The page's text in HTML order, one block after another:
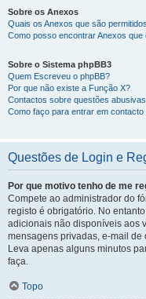
Sobre os Anexos
Quais os Anexos que são
Como posso encontrar Anexos que
Sobre o Sistema phpBB3
Quem Escreveu o phpBB?
Por que não existe a Função X?
Contactos sobre questões
Como faço para entrar em
Questões de Login e
Por que motivo tenho de me
Compete ao administrador do
registo é obrigatório. No
adicionais não disponíveis aos
mensagens privadas, e-mail de
Leva apenas alguns minutos
faça.
Topo